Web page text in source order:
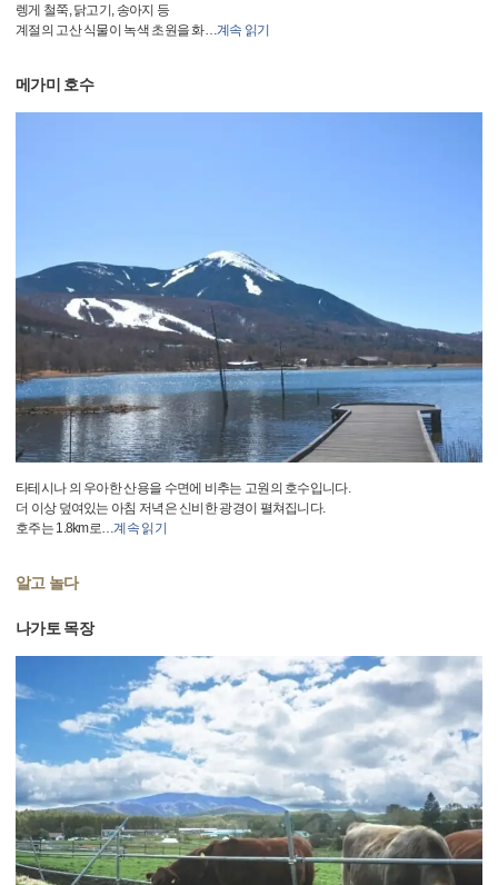
렝게 철쭉, 닭고기, 송아지 등
계절의 고산 식물이 녹색 초원을 화…계속 읽기
메가미 호수
타테시나 의 우아한 산용을 수면에 비추는 고원의 호수입니다.
더 이상 덮여있는 아침 저녁은 신비한 광경이 펼쳐집니다.
호주는 1.8km로…계속 읽기
알고 놀다
나가토 목장